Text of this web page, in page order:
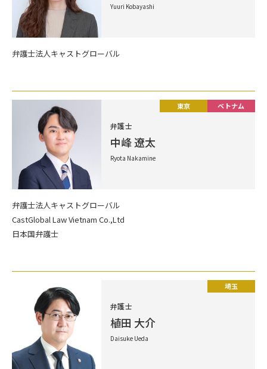
Yuuri Kobayashi
弁護士法人キャストグローバル
弁護士
中峰 遼太
Ryota Nakamine
東京 ベトナム
弁護士法人キャストグローバル
CastGlobal Law Vietnam Co.,Ltd
日本国弁護士
弁護士
植田 大介
Daisuke Ueda
埼玉